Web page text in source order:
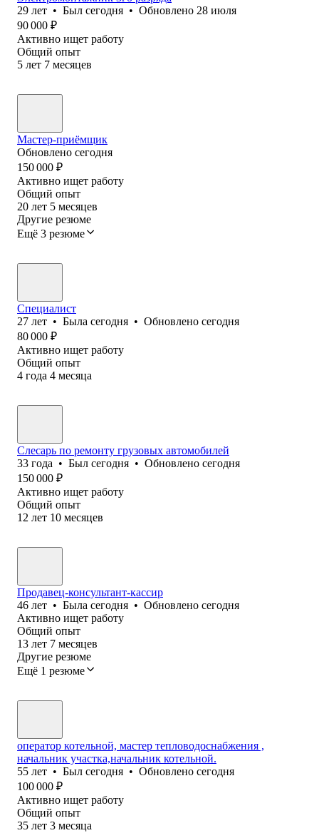
29 лет • Был сегодня • Обновлено 28 июля
90 000 ₽
Активно ищет работу
Общий опыт
5 лет 7 месяцев
Мастер-приёмщик
Обновлено сегодня
150 000 ₽
Активно ищет работу
Общий опыт
20 лет 5 месяцев
Другие резюме
Ещё 3 резюме
Специалист
27 лет • Была сегодня • Обновлено сегодня
80 000 ₽
Активно ищет работу
Общий опыт
4 года 4 месяца
Слесарь по ремонту грузовых автомобилей
33 года • Был сегодня • Обновлено сегодня
150 000 ₽
Активно ищет работу
Общий опыт
12 лет 10 месяцев
Продавец-консультант-кассир
46 лет • Была сегодня • Обновлено сегодня
Активно ищет работу
Общий опыт
13 лет 7 месяцев
Другие резюме
Ещё 1 резюме
оператор котельной, мастер тепловодоснабжения ,
начальник участка,начальник котельной.
55 лет • Был сегодня • Обновлено сегодня
100 000 ₽
Активно ищет работу
Общий опыт
35 лет 3 месяца